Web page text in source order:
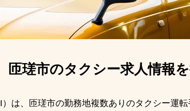
匝瑳市のタクシー求人情報
は、匝瑳市の勤務地複数ありのタクシー運